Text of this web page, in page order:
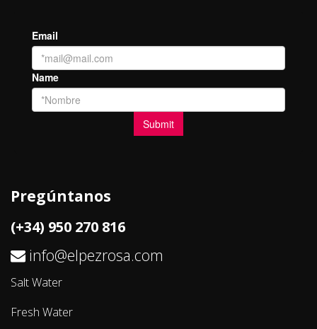
Pregúntanos
(+34) 950 270 816
info@elpezrosa.com
Salt Water
Fresh Water